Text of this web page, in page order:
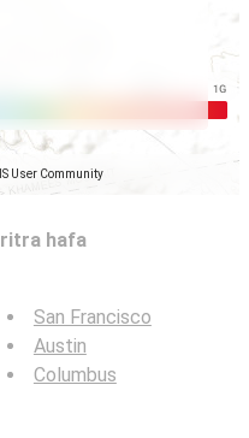
User Community
hafa
San Francisco
Austin
Columbus